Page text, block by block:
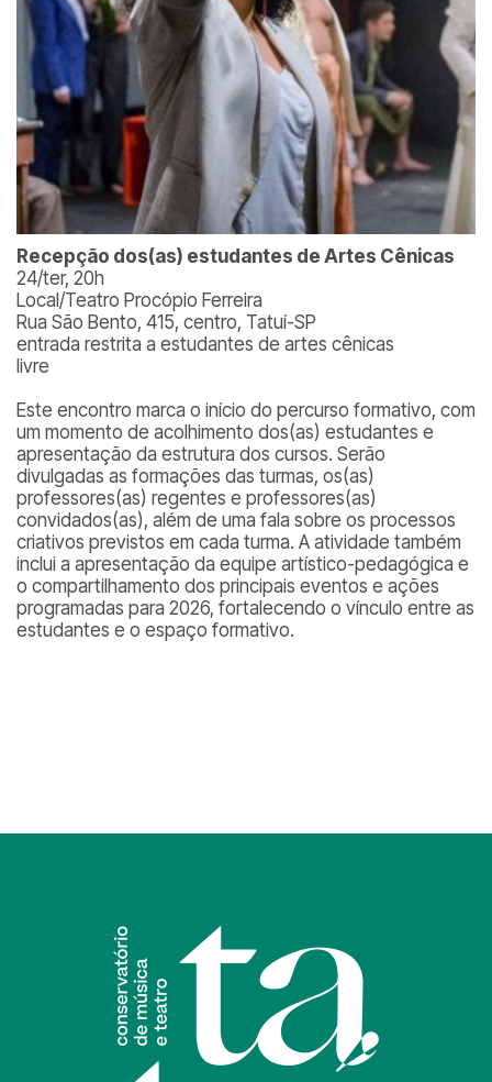
Recepção dos(as) estudantes de Artes Cênicas
24/ter, 20h
Local/Teatro Procópio Ferreira
Rua São Bento, 415, centro, Tatuí-SP
entrada restrita a estudantes de artes cênicas
livre
Este encontro marca o início do percurso formativo, com
um momento de acolhimento dos(as) estudantes e
apresentação da estrutura dos cursos. Serão
divulgadas as formações das turmas, os(as)
professores(as) regentes e professores(as)
convidados(as), além de uma fala sobre os processos
criativos previstos em cada turma. A atividade também
inclui a apresentação da equipe artístico-pedagógica e
o compartilhamento dos principais eventos e ações
programadas para 2026, fortalecendo o vínculo entre as
estudantes e o espaço formativo.